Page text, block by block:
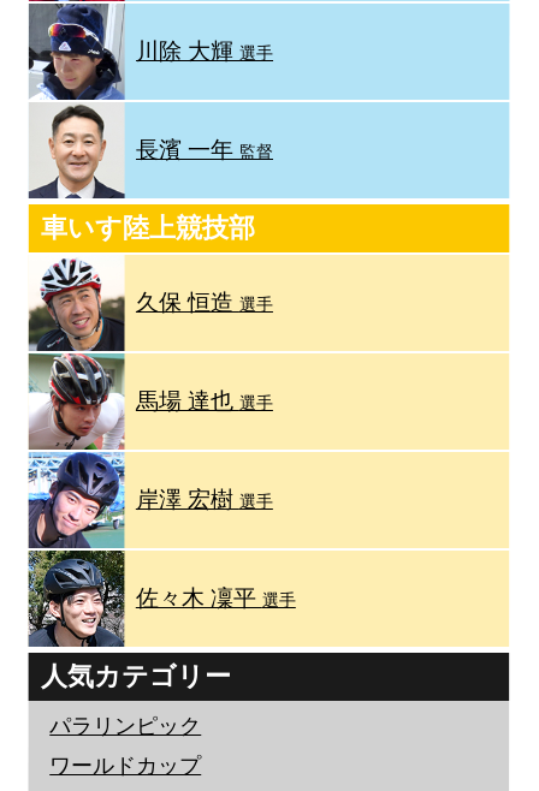
川除 大輝選手
長濱 一年 監督
車いす陸上競技部
久保 恒造 選手
馬場 達也 選手
岸澤 宏樹 選手
佐々木 凜平 選手
人気カテゴリー
パラリンピック
ワールドカップ